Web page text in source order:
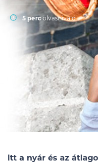
5 perc olvasnivaló
Itt a nyár és az